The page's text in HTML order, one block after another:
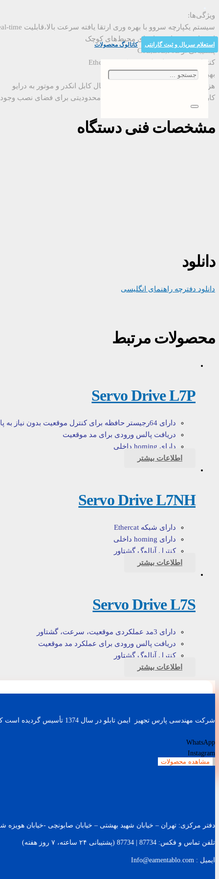
استعلام سریال و ثبت گارانتی کاتالوگ محصولات
ویژگی‌ها:
سیستم یکپارچه سروو با بهره وری ارتقا یافته سرعت بالا،قابلیت Real-time، مکانیزم سنکرون‌سازی
استفاده بهینه از فضا برای محیط‌های کوچک
پشتیبانی از CoE,EoE,FoE
کنترل Real-time از طریق شبکه EtherCAT
بهبود سرعت ارتباط شبکه EtherCAT
هزینه نصب پایین بعلت عدم نیاز به اتصال کابل انکدر و موتور به درایو
کارایی بالا برای کاربرد چندمحوره زیرا محدودیتی برای فضای نصب وجود
مشخصات فنی دستگاه
دانلود
دانلود دفترچه راهنمای انگلیسی
محصولات مرتبط
Servo Drive L7P
دارای 64رجیستر حافظه برای کنترل موقعیت بدون نیاز به پالس ورودی
دریافت پالس ورودی برای مد موقعیت
دارای homing داخلی
اطلاعات بیشتر
Servo Drive L7NH
دارای شبکه Ethercat
دارای homing داخلی
کنترل آنالوگ گشتاور
اطلاعات بیشتر
Servo Drive L7S
دارای 3مد عملکردی موقعیت، سرعت، گشتاور
دریافت پالس ورودی برای عملکرد مد موقعیت
کنترل آنالوگ گشتاور
اطلاعات بیشتر
مشاهده محصولات
شرکت مهندسی پارس تجهیز ایمن تابلو در سال 1374 تأسیس گردیده است که با طراحی و ساخت باطری شارژرهای صنعتی، اینورترهای AC (کنترل دور موتور) و UPS های صنعتی کار خود را آغاز نمود.
WhatsApp
Instagram
دفتر مرکزی: تهران – خیابان شهید بهشتی – خیابان صابونچی -خیابان هويزه شرقی – پلاک 119 –
تلفن تماس و فکس: 87734 | 87734 (پشتیبانی ۲۴ ساعته، ۷ روز هفته)
ایمیل : Info@eamentablo.com